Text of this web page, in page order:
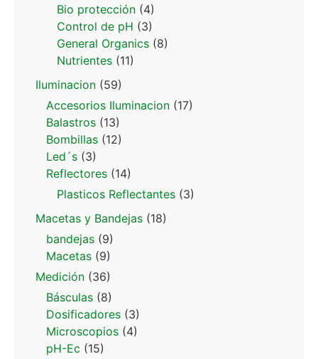
Bio protección (4)
Control de pH (3)
General Organics (8)
Nutrientes (11)
Iluminacion (59)
Accesorios Iluminacion (17)
Balastros (13)
Bombillas (12)
Led´s (3)
Reflectores (14)
Plasticos Reflectantes (3)
Macetas y Bandejas (18)
bandejas (9)
Macetas (9)
Medición (36)
Básculas (8)
Dosificadores (3)
Microscopios (4)
pH-Ec (15)